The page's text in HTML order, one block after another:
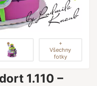
+
Všechny
fotky
1.110 –